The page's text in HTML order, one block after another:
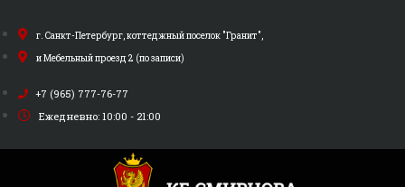
к
содержимому
г. Санкт-Петербург, коттеджный поселок "Гранит",
и Мебельный проезд 2 (по записи)
+7 (965) 777-76-77
Ежедневно: 10:00 - 21:00